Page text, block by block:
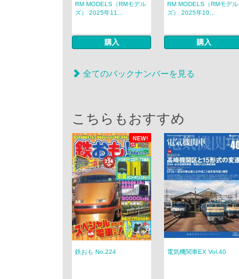
RM MODELS（RMモデル
ズ） 2025年11...
購入
RM MODELS（RMモデル
ズ） 2025年10...
購入
全てのバックナンバーを見る
こちらもおすすめ
NEW!
鉄おも No.224 電気機関車EX Vol.40